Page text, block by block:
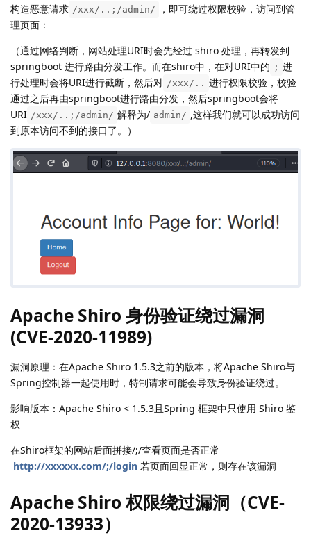
构造恶意请求 /xxx/..;/admin/
，即可绕过权限校验，访问到管
理页面：
（通过网络判断，网站处理URI时会先经过 shiro 处理，再转发到
springboot 进行路由分发工作。而在shiro中，在对URI中的 ; 进
行处理时会将URI进行截断，然后对 /xxx/.. 进行权限校验，校验
通过之后再由springboot进行路由分发，然后springboot会将
URI /xxx/..;/admin/ 解释为/ admin/ ,这样我们就可以成功访问
到原本访问不到的接口了。）
Apache Shiro 身份验证绕过漏洞
(CVE-2020-11989)
漏洞原理：在Apache Shiro 1.5.3之前的版本，将Apache Shiro与
Spring控制器一起使用时，特制请求可能会导致身份验证绕过。
影响版本：Apache Shiro < 1.5.3且Spring 框架中只使用 Shiro 鉴
权
在Shiro框架的网站后面拼接/;/查看页面是否正常
http://xxxxxx.com/;/login 若页面回显正常，则存在该漏洞
Apache Shiro 权限绕过漏洞（CVE-
2020-13933）